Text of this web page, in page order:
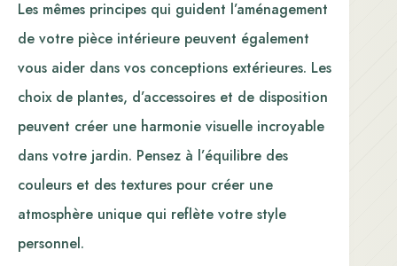
Les mêmes principes qui guident l’aménagement
de votre pièce intérieure peuvent également
vous aider dans vos conceptions extérieures. Les
choix de plantes, d’accessoires et de disposition
peuvent créer une harmonie visuelle incroyable
dans votre jardin. Pensez à l’équilibre des
couleurs et des textures pour créer une
atmosphère unique qui reflète votre style
personnel.